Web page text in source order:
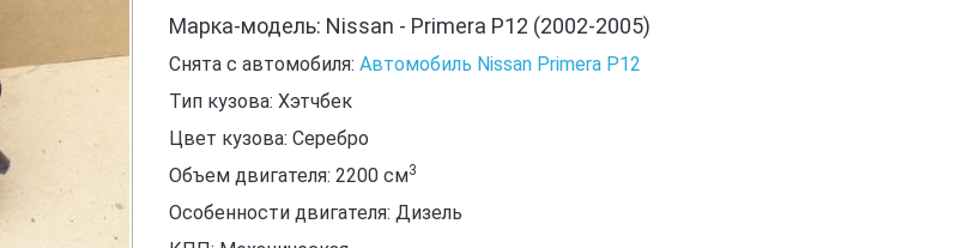
Марка-модель: Nissan - Primera P12 (2002-2005)
Снята с автомобиля: Автомобиль Nissan Primera P12
Тип кузова: Хэтчбек
Цвет кузова: Серебро
Объем двигателя: 2200 см3
Особенности двигателя: Дизель